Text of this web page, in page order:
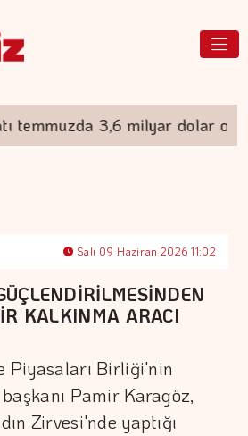
3,6 milyar dolar oldu
Salı 09 Haziran 2026 11:02
KALKINMA ARACI
Piyasaları Birliği'nin
Pamir Karagöz,
Zirvesi'nde yaptığı